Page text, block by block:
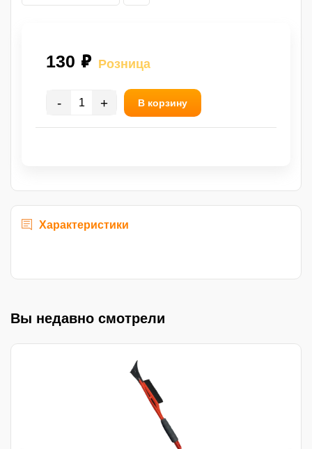
130 ₽ Розница
- + В корзину
Характеристики
Вы недавно смотрели